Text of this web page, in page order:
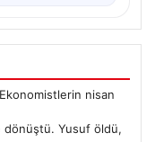
nisan
dönüştü. Yusuf öldü,